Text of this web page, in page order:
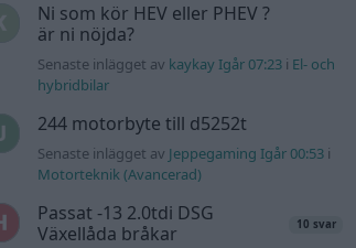
Ni som kör HEV eller PHEV ?
är ni nöjda?
Senaste inlägget av kaykay Igår 07:23 i El- och
hybridbilar
244 motorbyte till d5252t
Senaste inlägget av Jeppegaming Igår 00:53 i
Motorteknik (Avancerad)
Passat -13 2.0tdi DSG
Växellåda bråkar
10 svar